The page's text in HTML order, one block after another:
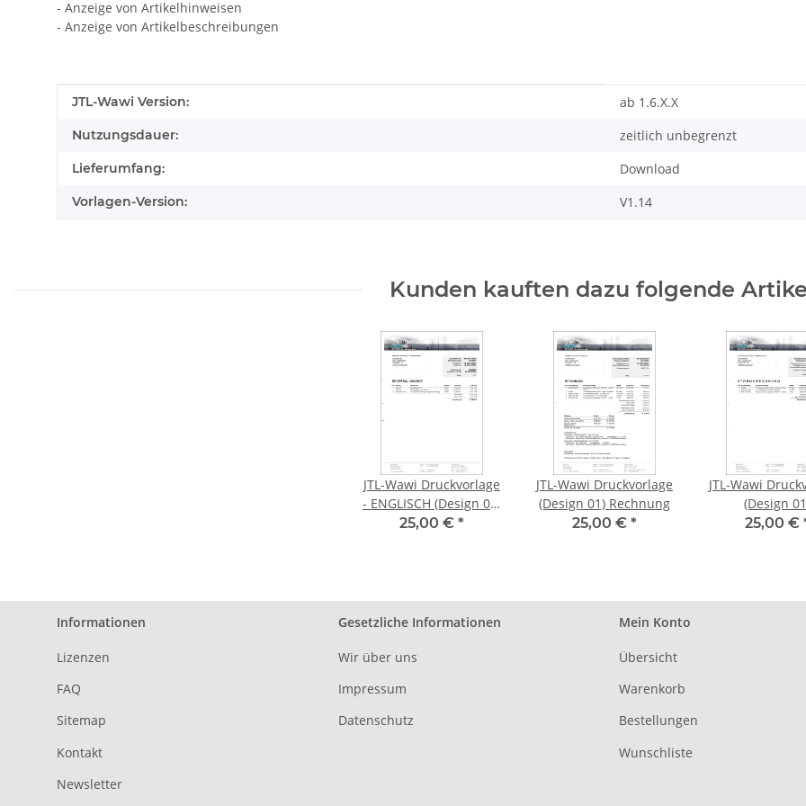
- Anzeige von Artikelhinweisen
- Anzeige von Artikelbeschreibungen
Produkteigenschaft
Wert
JTL-Wawi Version: ab 1.6.X.X
Nutzungsdauer: zeitlich unbegrenzt
Lieferumfang: Download
Vorlagen-Version: V1.14
Kunden kauften dazu folgende
JTL-Wawi Druckvorlage
- ENGLISCH (Design 01)
Rechnungskorrektur
25,00 € *
JTL-Wawi Druckvorlage
(Design 01) Rechnung
25,00 € *
JTL-Wawi
(Design
25,00 €
Informationen
Lizenzen
FAQ
Sitemap
Kontakt
Newsletter
Gesetzliche Informationen
Wir über uns
Impressum
Datenschutz
Mein Konto
Übersicht
Warenkorb
Bestellungen
Wunschliste